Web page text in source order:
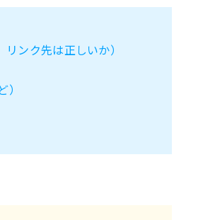
ンク先は正しいか）